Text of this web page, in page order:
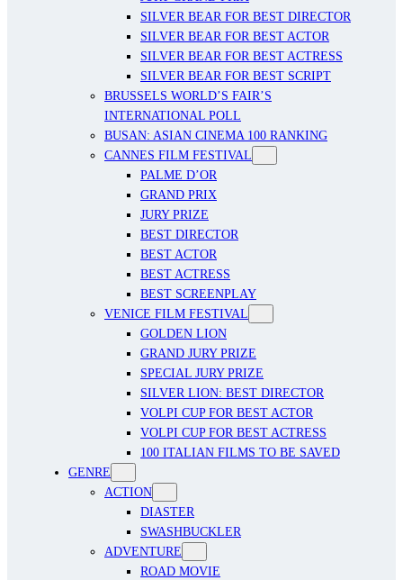
SILVER BEAR FOR BEST DIRECTOR
SILVER BEAR FOR BEST ACTOR
SILVER BEAR FOR BEST ACTRESS
SILVER BEAR FOR BEST SCRIPT
BRUSSELS WORLD’S FAIR’S
INTERNATIONAL POLL
BUSAN: ASIAN CINEMA 100 RANKING
CANNES FILM FESTIVAL
PALME D’OR
GRAND PRIX
JURY PRIZE
BEST DIRECTOR
BEST ACTOR
BEST ACTRESS
BEST SCREENPLAY
VENICE FILM FESTIVAL
GOLDEN LION
GRAND JURY PRIZE
SPECIAL JURY PRIZE
SILVER LION: BEST DIRECTOR
VOLPI CUP FOR BEST ACTOR
VOLPI CUP FOR BEST ACTRESS
100 ITALIAN FILMS TO BE SAVED
GENRE
ACTION
DIASTER
SWASHBUCKLER
ADVENTURE
ROAD MOVIE